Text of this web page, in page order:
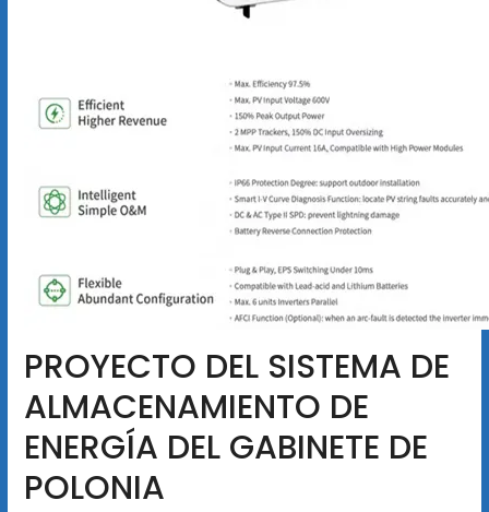
PROYECTO DEL SISTEMA DE
ALMACENAMIENTO DE
ENERGÍA DEL GABINETE DE
POLONIA